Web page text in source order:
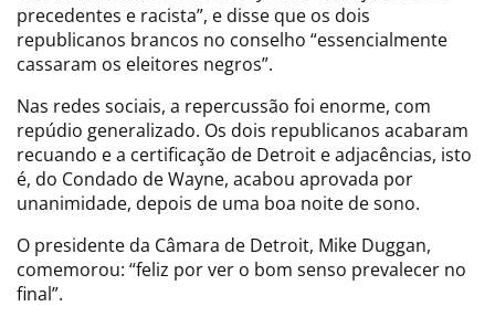
precedentes e racista”, e disse que os dois
republicanos brancos no conselho “essencialmente
cassaram os eleitores negros”.
Nas redes sociais, a repercussão foi enorme, com
repúdio generalizado. Os dois republicanos acabaram
recuando e a certificação de Detroit e adjacências, isto
é, do Condado de Wayne, acabou aprovada por
unanimidade, depois de uma boa noite de sono.
O presidente da Câmara de Detroit, Mike Duggan,
comemorou: “feliz por ver o bom senso prevalecer no
final”.